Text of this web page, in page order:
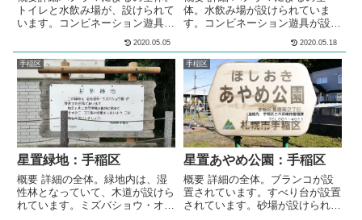
トイレと水飲み場が、設けられて
います。コンビネーション遊具が
基設置されています。1基は、幼
児が遊べるバケット型です。幼児
が遊べる背の低い、すべり台が設
置されています。猫の侵入防止用
ネットが施工されている砂場が設
けられています。2メートルほど
の高さのスキー山が作られていま
す。冬には、ソリ遊びやスキー遊
びができる雪山になります。多目
的な利用が...
2020.05.05
体。水飲み場が設けられていま
す。コンビネーション遊具が設置
れています。3段階の高さの鉄棒
が設置されています。パノラマに
よるの多目的広場全体。多目的な
利用が可能な広場が設けられてい
ます。対面式のテーブルベンチセ
ットが設置されています。公園内
には、複数のベンチが設置されて
います。 メモ住宅街の中にある
公園です。水飲み場が設けられて
います。コン...
2020.05.18
手稲区
星置緑地：手稲区
概要 詳細の全体。緑地内は、湿
性林となっていて、木道が設けら
れています。ミズバショウ・オオ
手稲区
星置あやめ公園：手稲区
概要 詳細の全体。ブランコが設
置されています。すべり台が設置
されています。砂場が設けられて